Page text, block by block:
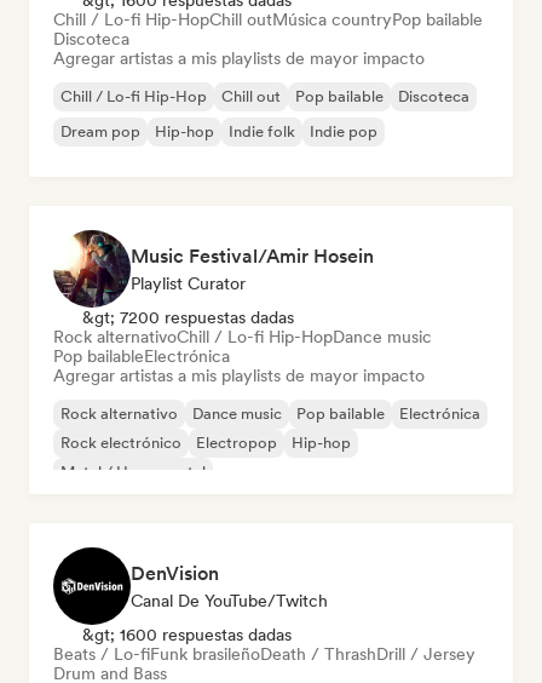
Chill / Lo-fi Hip-HopChill outMúsica countryPop bailable
Discoteca
Agregar artistas a mis playlists de mayor impacto
Chill / Lo-fi Hip-Hop Chill out Pop bailable
Discoteca
Dream pop
Hip-hop Indie folk Indie pop
Music Festival/Amir Hosein
Playlist Curator
&gt; 7200 respuestas dadas
Rock alternativoChill / Lo-fi Hip-HopDance music
Pop bailableElectrónica
Agregar artistas a mis playlists de mayor impacto
Rock alternativo Dance music Pop bailable
Electrónica
Rock electrónico
Electropop
Hip-hop
Metal / Heavy metal
DenVision
Canal De YouTube/Twitch
&gt; 1600 respuestas dadas
Beats / Lo-fiFunk brasileñoDeath / ThrashDrill / Jersey
Drum and Bass